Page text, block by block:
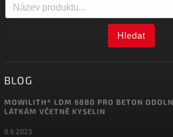
Hledat
BLOG
MOWILITH® LDM 6880 PRO BETON
LÁTKÁM VČETNĚ KYSELIN
8.9.2023